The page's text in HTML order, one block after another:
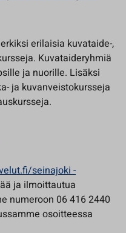
erilaisia kuvataide-,
Kuvataideryhmiä
ja nuorille. Lisäksi
ja kuvanveistokursseja
seinajoki -
ja ilmoittautua
numeroon 06 416 2440
osoitteessa